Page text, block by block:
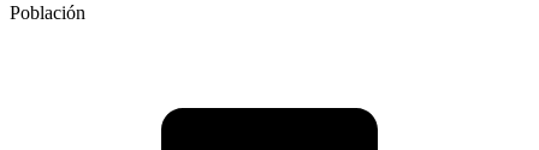
Población